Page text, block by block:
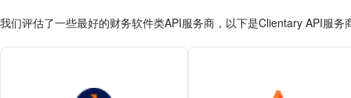
我们评估了一些最好的财务软件类API服务商，以下是Clientary API服务